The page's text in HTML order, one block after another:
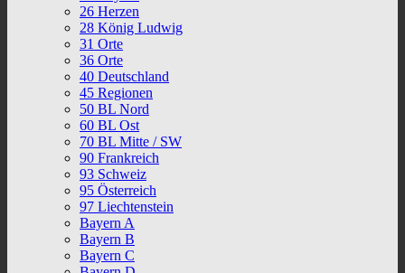
26 Herzen
28 König Ludwig
31 Orte
36 Orte
40 Deutschland
45 Regionen
50 BL Nord
60 BL Ost
70 BL Mitte / SW
90 Frankreich
93 Schweiz
95 Österreich
97 Liechtenstein
Bayern A
Bayern B
Bayern C